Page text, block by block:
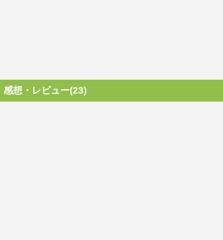
感想・レビュー(23)